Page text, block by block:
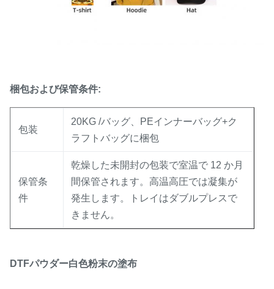
梱包および保管条件:
包装
20KG /バッグ、PEインナーバッグ+ク
ラフトバッグに梱包
保管条
件
乾燥した未開封の包装で室温で 12 か月
間保管されます。高温高圧では凝集が
発生します。トレイはダブルプレスで
きません。
DTFパウダー白色粉末の塗布